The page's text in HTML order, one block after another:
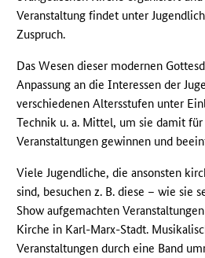
Veranstaltung findet unter
Zuspruch.
Das Wesen dieser modernen
Anpassung an die Interessen der
verschiedenen Altersstufen unter
Technik u. a. Mittel, um sie damit
Veranstaltungen gewinnen und
Viele Jugendliche, die ansonsten
sind, besuchen z. B. diese – wie sie
Show aufgemachten
Kirche in Karl-Marx-Stadt.
Veranstaltungen durch eine Band